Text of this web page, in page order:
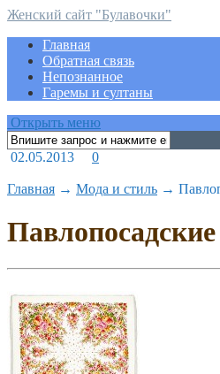
Женский сайт "Булавочки"
Главная
Обратная связь
Непознанное
Гаремы и султаны
Открыть меню
02.05.2013 0
Главная → Мода и стиль →